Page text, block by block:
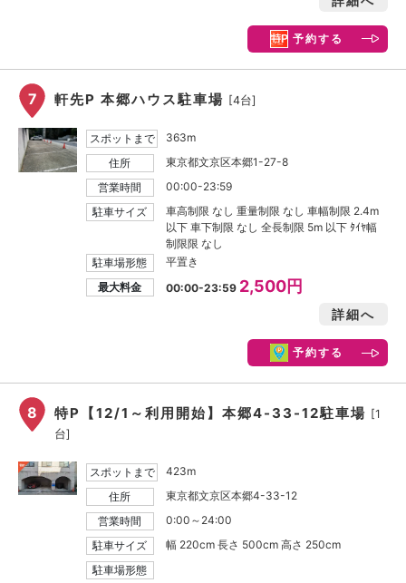
予約する
7 軒先P 本郷ハウス駐車場 [4台]
スポットまで
363m
住所
東京都文京区本郷1-27-8
営業時間
00:00-23:59
駐車サイズ
車高制限 なし 重量制限 なし 車幅制限 2.4m
以下 車下制限 なし 全長制限 5m 以下 ﾀｲﾔ幅
制限限 なし
駐車場形態
平置き
最大料金
00:00-23:59 2,500円
詳細へ
予約する
8 特P【12/1～利用開始】本郷4-33-12駐車場 [1
台]
スポットまで
423m
住所
東京都文京区本郷4-33-12
営業時間
0:00～24:00
駐車サイズ
幅 220cm 長さ 500cm 高さ 250cm
駐車場形態